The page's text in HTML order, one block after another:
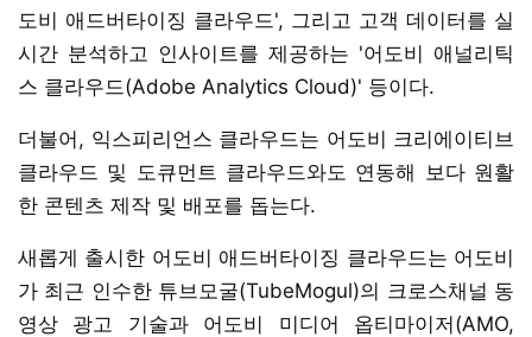
도비 애드버타이징 클라우드', 그리고 고객 데이터를 실
시간 분석하고 인사이트를 제공하는 '어도비 애널리틱
스 클라우드(Adobe Analytics Cloud)' 등이다.
더불어, 익스피리언스 클라우드는 어도비 크리에이티브
클라우드 및 도큐먼트 클라우드와도 연동해 보다 원활
한 콘텐츠 제작 및 배포를 돕는다.
새롭게 출시한 어도비 애드버타이징 클라우드는 어도비
가 최근 인수한 튜브모굴(TubeMogul)의 크로스채널 동
영상 광고 기술과 어도비 미디어 옵티마이저(AMO,